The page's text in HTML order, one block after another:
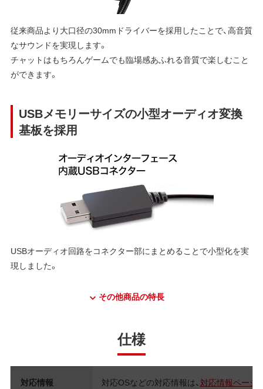
従来商品より大口径の30mmドライバーを採用したことで、高音質
なサウンドを実現します。
チャットはもちろんゲームでも臨場感あふれる音質で楽しむこと
ができます。
USBメモリーサイズの小型オーディオ変換
基板を採用
USBオーディオ回路をコネクター部にまとめることで小型化を実
現しました。
その他商品の特長
仕様
対応情報 対応OSなどの対応情報は、 対応情報ページ